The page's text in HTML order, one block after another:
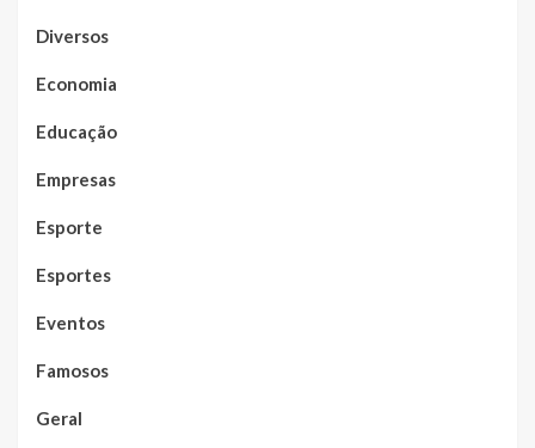
Diversos
Economia
Educação
Empresas
Esporte
Esportes
Eventos
Famosos
Geral